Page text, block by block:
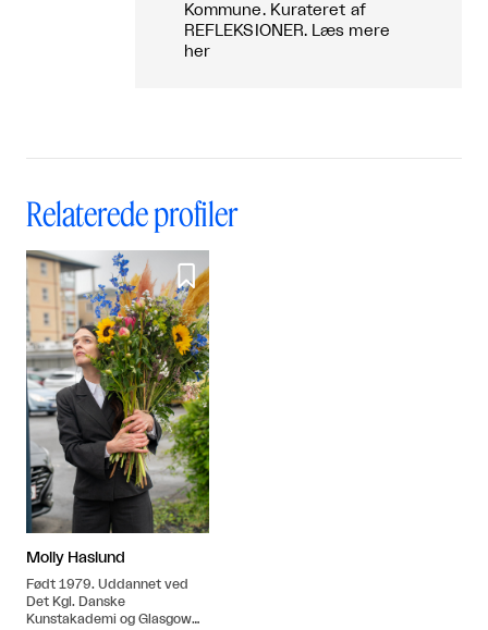
Kommune. Kurateret af
REFLEKSIONER. Læs mere
her
Relaterede profiler

Molly Haslund
Født 1979. Uddannet ved
Det Kgl. Danske
Kunstakademi og Glasgow